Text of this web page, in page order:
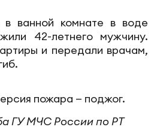
в ванной комнате в воде
42-летнего мужчину.
и передали врачам,
пожара — поджог.
ГУ МЧС России по РТ